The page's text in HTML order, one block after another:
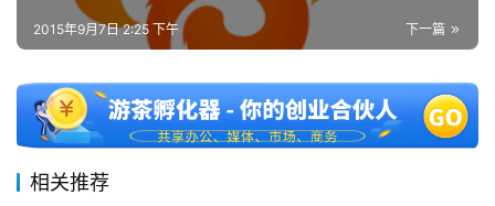
三
金
茶
奖
下一篇
2015年9月7日 2:25 下午
相关推荐